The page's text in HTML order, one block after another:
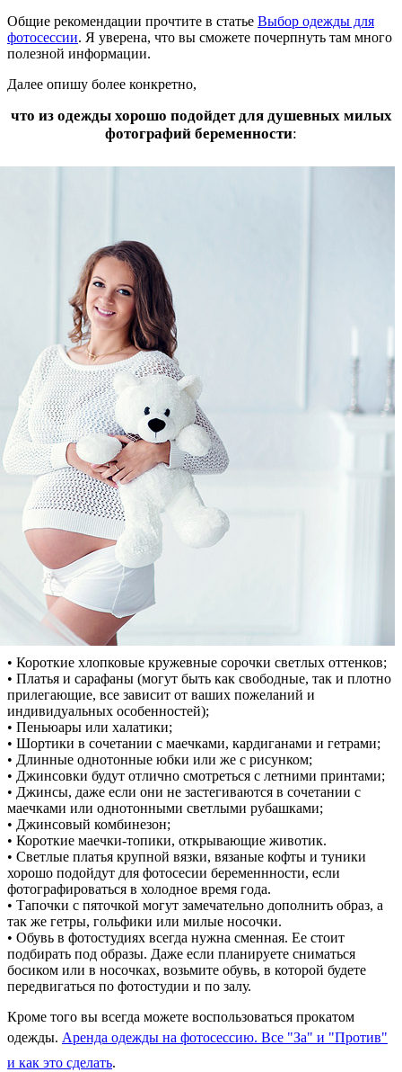
Общие рекомендации прочтите в статье Выбор одежды для
фотосессии. Я уверена, что вы сможете почерпнуть там много
полезной информации.
Далее опишу более конкретно,
что из одежды хорошо подойдет для душевных милых
фотографий беременности:
• Короткие хлопковые кружевные сорочки светлых оттенков;
• Платья и сарафаны (могут быть как свободные, так и плотно
прилегающие, все зависит от ваших пожеланий и
индивидуальных особенностей);
• Пеньюары или халатики;
• Шортики в сочетании с маечками, кардиганами и гетрами;
• Длинные однотонные юбки или же с рисунком;
• Джинсовки будут отлично смотреться с летними принтами;
• Джинсы, даже если они не застегиваются в сочетании с
маечками или однотонными светлыми рубашками;
• Джинсовый комбинезон;
• Короткие маечки-топики, открывающие животик.
• Светлые платья крупной вязки, вязаные кофты и туники
хорошо подойдут для фотосесии беременнности, если
фотографироваться в холодное время года.
• Тапочки с пяточкой могут замечательно дополнить образ, а
так же гетры, гольфики или милые носочки.
• Обувь в фотостудиях всегда нужна сменная. Ее стоит
подбирать под образы. Даже если планируете сниматься
босиком или в носочках, возьмите обувь, в которой будете
передвигаться по фотостудии и по залу.
Кроме того вы всегда можете воспользоваться прокатом
одежды. Аренда одежды на фотосессию. Все "За" и "Против"
и как это сделать.